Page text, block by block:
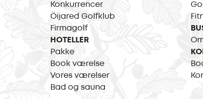
Konkurrencer
Öijared Golfklub
Firmagolf
HOTELLER
Pakke
Book værelse
Vores værelser
Bad og sauna